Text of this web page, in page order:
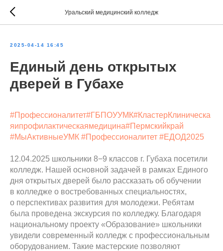
Уральский медицинский колледж
2025-04-14 16:45
Единый день открытых
дверей в Губахе
#Профессионалитет#ГБПОУУМК#КластерКлиническа
яипрофилактическаямедицина#Пермскийкрай
#МыАктивныеУМК #Профессионалитет #ЕДОД2025
12.04.2025 школьники 8−9 классов г. Губаха посетили
колледж. Нашей основной задачей в рамках Единого
дня открытых дверей было рассказать об обучении
в колледже о востребованных специальностях,
о перспективах развития для молодежи. Ребятам
была проведена экскурсия по колледжу. Благодаря
национальному проекту «Образование» школьники
увидели современный колледж с профессиональным
оборудованием. Такие мастерские позволяют